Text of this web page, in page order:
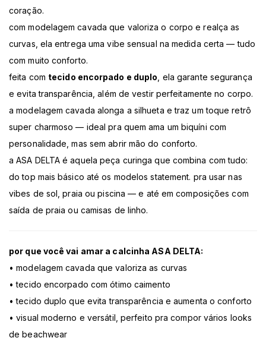
coração.
com modelagem cavada que valoriza o corpo e realça as
curvas, ela entrega uma vibe sensual na medida certa — tudo
com muito conforto.
feita com tecido encorpado e duplo , ela garante segurança
e evita transparência, além de vestir perfeitamente no corpo.
a modelagem cavada alonga a silhueta e traz um toque retrô
super charmoso — ideal pra quem ama um biquíni com
personalidade, mas sem abrir mão do conforto.
a ASA DELTA é aquela peça curinga que combina com tudo:
do top mais básico até os modelos statement. pra usar nas
vibes de sol, praia ou piscina — e até em composições com
saída de praia ou camisas de linho.
por que você vai amar a calcinha ASA DELTA:
• modelagem cavada que valoriza as curvas
• tecido encorpado com ótimo caimento
• tecido duplo que evita transparência e aumenta o conforto
• visual moderno e versátil, perfeito pra compor vários looks
de beachwear